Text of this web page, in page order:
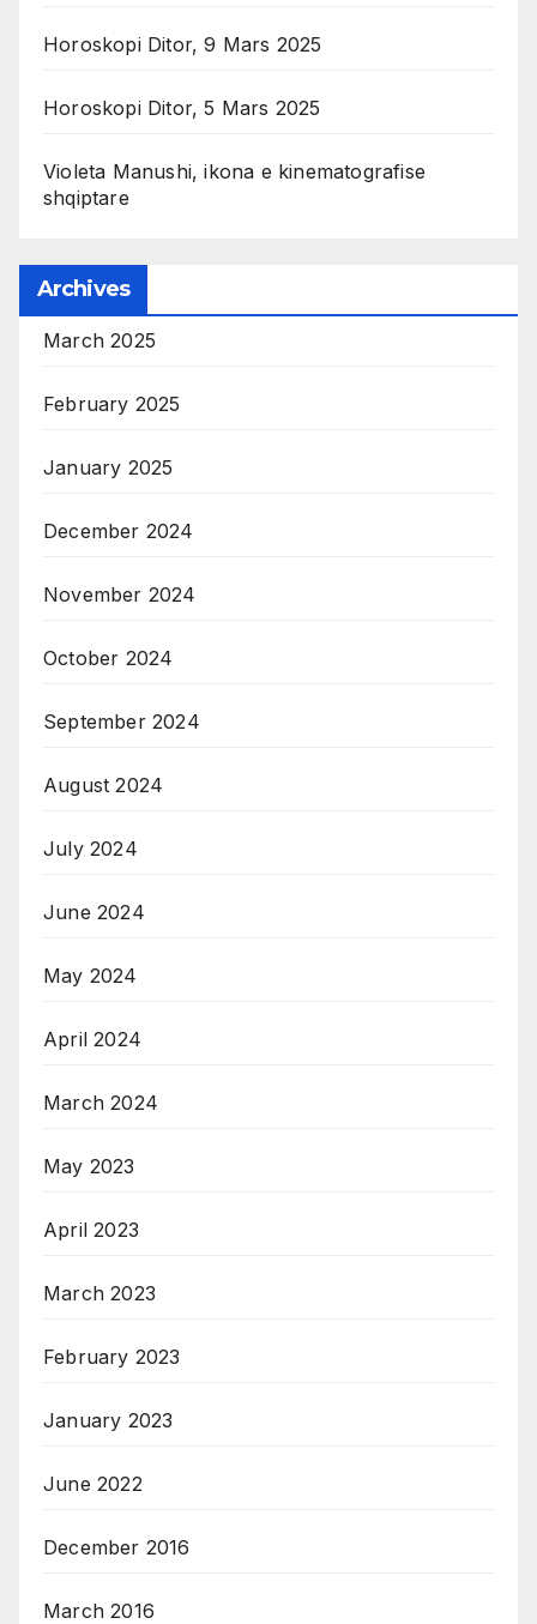
Horoskopi Ditor, 9 Mars 2025
Horoskopi Ditor, 5 Mars 2025
Violeta Manushi, ikona e kinematografise
shqiptare
Archives
March 2025
February 2025
January 2025
December 2024
November 2024
October 2024
September 2024
August 2024
July 2024
June 2024
May 2024
April 2024
March 2024
May 2023
April 2023
March 2023
February 2023
January 2023
June 2022
December 2016
March 2016